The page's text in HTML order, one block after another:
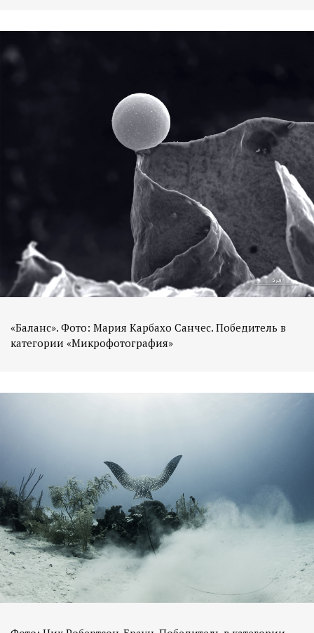
«Баланс». Фото: Мария Карбахо Санчес. Победитель в
категории «Микрофотография»